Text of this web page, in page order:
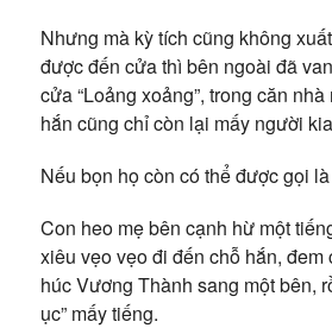
Nhưng mà kỳ tích cũng không
được đến cửa thì bên ngoài đã
cửa “Loảng xoảng”, trong căn
hắn cũng chỉ còn lại mấy người
Nếu bọn họ còn có thể được gọi
Con heo mẹ bên cạnh hừ một
xiêu vẹo vẹo đi đến chỗ hắn, đem
húc Vương Thành sang một bên,
ục” mấy tiếng.